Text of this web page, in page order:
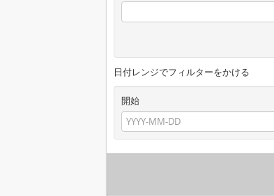
日付レンジでフィルターをかける
開始